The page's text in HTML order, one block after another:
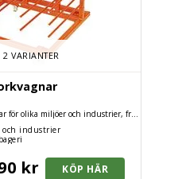
2VARIANTER
för olika miljöer och industrier, från
och industrier
kr